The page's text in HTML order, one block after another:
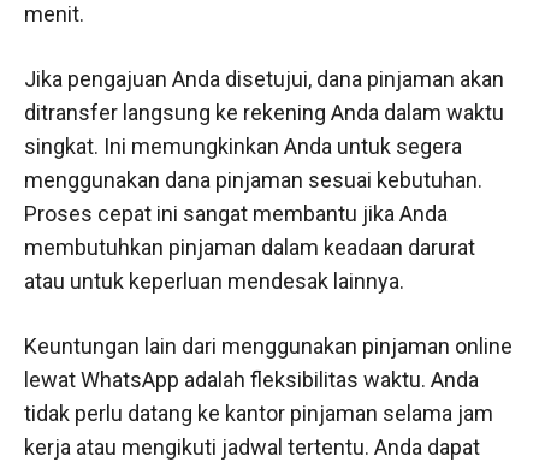
menit.
Jika pengajuan Anda disetujui, dana pinjaman akan
ditransfer langsung ke rekening Anda dalam waktu
singkat. Ini memungkinkan Anda untuk segera
menggunakan dana pinjaman sesuai kebutuhan.
Proses cepat ini sangat membantu jika Anda
membutuhkan pinjaman dalam keadaan darurat
atau untuk keperluan mendesak lainnya.
Keuntungan lain dari menggunakan pinjaman online
lewat WhatsApp adalah fleksibilitas waktu. Anda
tidak perlu datang ke kantor pinjaman selama jam
kerja atau mengikuti jadwal tertentu. Anda dapat